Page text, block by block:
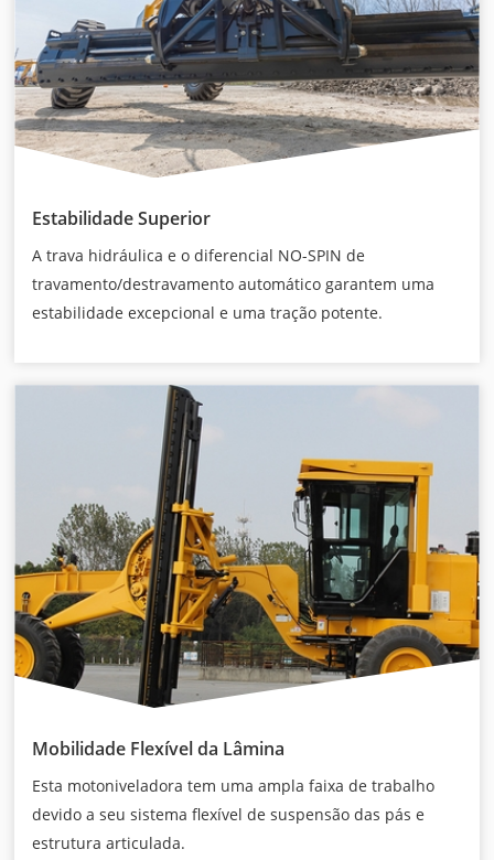
Estabilidade Superior
A trava hidráulica e o diferencial NO-SPIN de
travamento/destravamento automático garantem uma
estabilidade excepcional e uma tração potente.
Mobilidade Flexível da Lâmina
Esta motoniveladora tem uma ampla faixa de trabalho
devido a seu sistema flexível de suspensão das pás e
estrutura articulada.